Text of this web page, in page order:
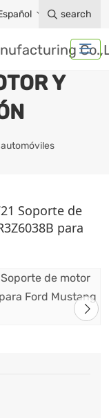
search
Y
Soporte de
para